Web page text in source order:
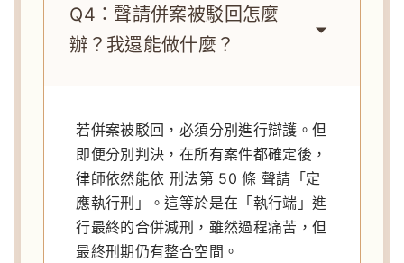
Q4：聲請併案被駁回怎麼
辦？我還能做什麼？
若併案被駁回，必須分別進行辯護。但
即便分別判決，在所有案件都確定後，
律師依然能依 刑法第 50 條 聲請「定
應執行刑」。這等於是在「執行端」進
行最終的合併減刑，雖然過程痛苦，但
最終刑期仍有整合空間。